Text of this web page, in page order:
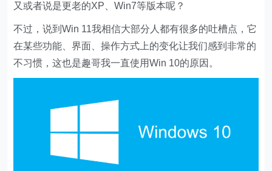
又或者说是更老的XP、Win7等版本呢？
不过，说到Win 11我相信大部分人都有很多的吐槽点，它
在某些功能、界面、操作方式上的变化让我们感到非常的
不习惯，这也是趣哥我一直使用Win 10的原因。